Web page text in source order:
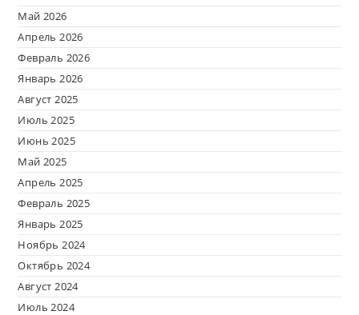
Май 2026
Апрель 2026
Февраль 2026
Январь 2026
Август 2025
Июль 2025
Июнь 2025
Май 2025
Апрель 2025
Февраль 2025
Январь 2025
Ноябрь 2024
Октябрь 2024
Август 2024
Июль 2024